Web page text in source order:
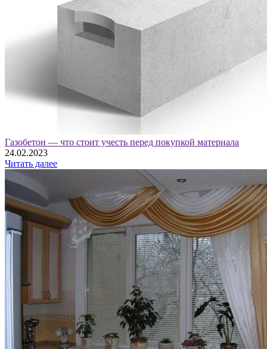
Газобетон — что стоит учесть перед покупкой материала
24.02.2023
Читать далее